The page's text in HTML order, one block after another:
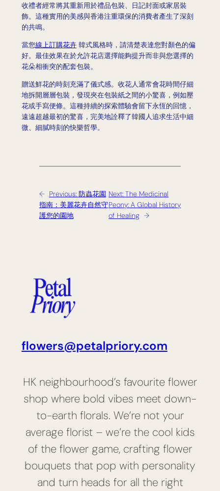
收禮者經常將其重新用於禮品包裝、日記封面或家居裝
飾。這種實用的美感與香港注重環保的消費者產生了深刻
的共鳴。
當您線上訂購花卉韓式風格時，請清楚表達您對顏色的偏
好。最佳效果在於允許花店選擇能夠提升而非與您選擇的
花朵相衝突的配套包裝。
贈送鮮花的時刻充滿了儀式感。收花人通常會花時間仔細
地拆開層層包裝，發現夾在包裝紙之間的小驚喜，例如壓
花或手寫便條。這種持續的探索體驗會留下永恆的回憶，
遠遠超越最初的驚喜，完美地詮釋了韓國人追求生活中細
微、細膩時刻的快樂哲學。
← Previous: 防蟲花園
指南：美麗花卉自然守
護您的園地
Next:The Medicinal
Peony: A Global History
of Healing →
flowers@petalpriory.com
HK neighbourhood’s favourite flower
shop where bold vibes meet down-
to-earth florals. We’re not your
average florist – we’re the cool kids
of the flower game, crafting flower
bouquets that pop with personality
and turn heads for all the right